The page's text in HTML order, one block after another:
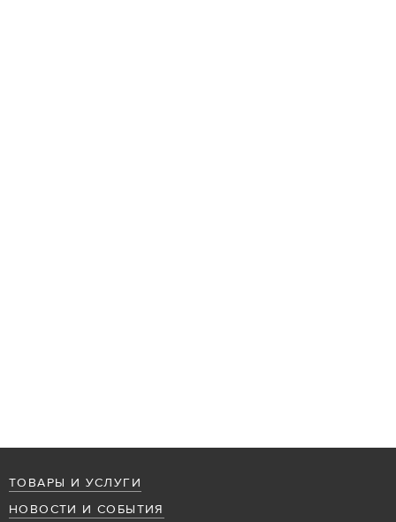
ТОВАРЫ И УСЛУГИ
НОВОСТИ И СОБЫТИЯ